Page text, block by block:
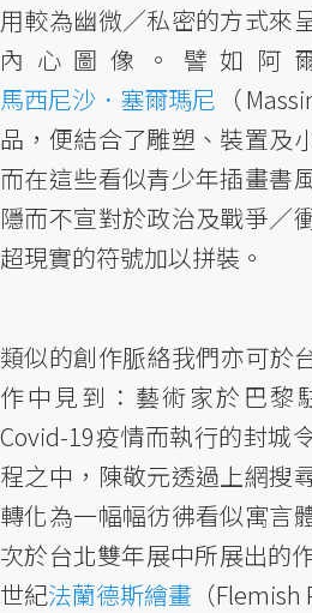
用較為幽微／私密的方式來
內心圖像。譬如阿
馬西尼沙．塞爾瑪尼 （
品，便結合了雕塑、裝置及
而在這些看似青少年插畫書
隱而不宣對於政治及戰爭／
超現實的符號加以拼裝。
類似的創作脈絡我們亦可於
作中見到：藝術家於巴黎
Covid-19疫情而執行的封城
程之中，陳敬元透過上網搜
轉化為一幅幅彷彿看似寓言
次於台北雙年展中所展出的
世紀法蘭德斯繪畫 （